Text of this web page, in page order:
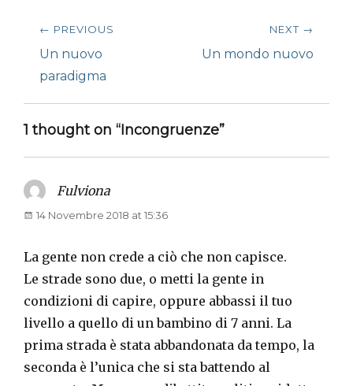
Navigazione
articoli
← PREVIOUS
Previous
post:
Un nuovo
paradigma
NEXT →
Next
Un mondo nuovo
1 thought on “Incongruenze”
Fulviona
14 Novembre 2018 at 15:36
La gente non crede a ciò che non capisce.
Le strade sono due, o metti la gente in
condizioni di capire, oppure abbassi il tuo
livello a quello di un bambino di 7 anni. La
prima strada è stata abbandonata da tempo, la
seconda è l’unica che si sta battendo al